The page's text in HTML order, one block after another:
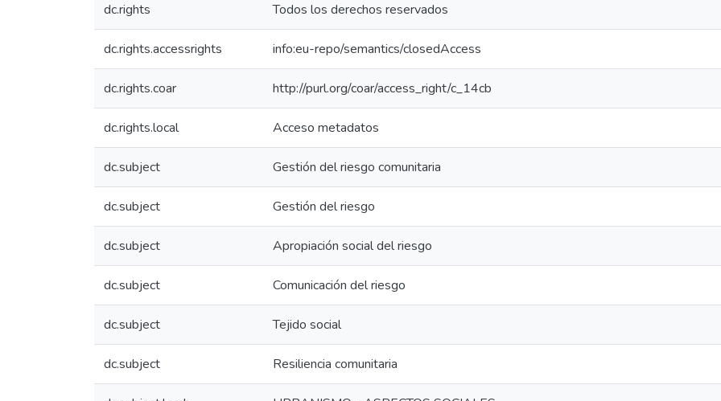
dc.rights Todos los derechos reservados
dc.rights.accessrights info:eu-repo/semantics/closedAccess
dc.rights.coar http://purl.org/coar/access_right/c_14cb
dc.rights.local Acceso metadatos
dc.subject Gestión del riesgo comunitaria
dc.subject Gestión del riesgo
dc.subject Apropiación social del riesgo
dc.subject Comunicación del riesgo
dc.subject Tejido social
dc.subject Resiliencia comunitaria